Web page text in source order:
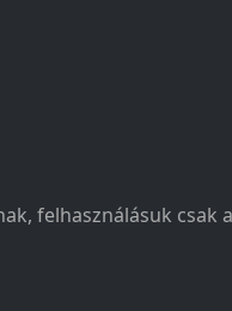
felhasználásuk csak